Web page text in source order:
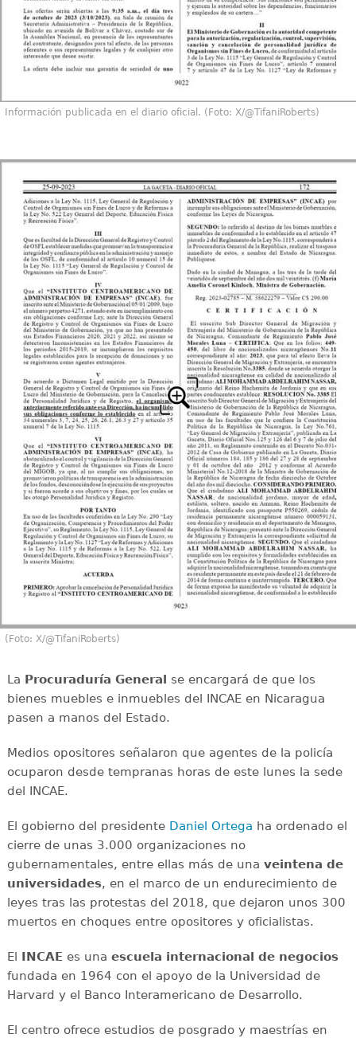
Información publicada en el diario oficial. (Foto: X/@TifaniRoberts)
(Foto: X/@TifaniRoberts)
La Procuraduría General se encargará de que los
bienes muebles e inmuebles del INCAE en Nicaragua
pasen a manos del Estado.
Medios opositores señalaron que agentes de la policía
ocuparon desde tempranas horas de este lunes la sede
del INCAE.
El gobierno del presidente Daniel Ortega ha ordenado el
cierre de unas 3.000 organizaciones no
gubernamentales, entre ellas más de una veintena de
universidades, en el marco de un endurecimiento de
leyes tras las protestas del 2018, que dejaron unos 300
muertos en choques entre opositores y oficialistas.
El INCAEes una escuela internacional de negocios
fundada en 1964 con el apoyo de la Universidad de
Harvard y el Banco Interamericano de Desarrollo.
El centro ofrece estudios de posgrado y maestrías en